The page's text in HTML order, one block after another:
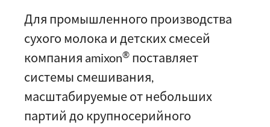
Для промышленного производства
сухого молока и детских смесей
компания amixon® поставляет
системы смешивания,
масштабируемые от небольших
партий до крупносерийного